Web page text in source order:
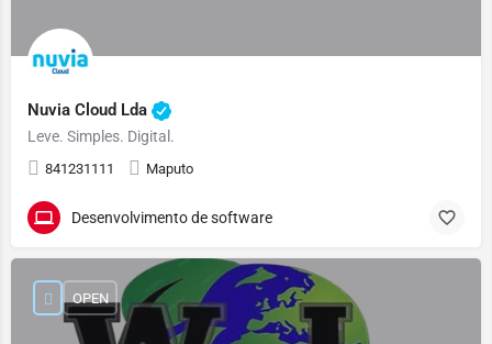
Nuvia Cloud Lda
Leve. Simples. Digital.
841231111 Maputo
Desenvolvimento de software
OPEN